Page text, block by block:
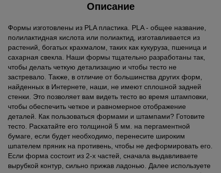
Описание
Формы изготовлены из PLA пластика. PLA - общее название,
полилактидная кислота или полиактид, изготавливается из
растений, богатых крахмалом, таких как кукуруза, пшеница и
сахарная свекла. Наши формы тщательно разработаны так,
чтобы делать четкую детализацию и чтобы тесто не
застревало. Также, в отличие от большинства других форм,
найденных в Интернете, наши, не имеют сплошной задней
стенки. Это позволяет вам видеть тесто во время штамповки,
чтобы обеспечить четкое и равномерное отображение
деталей. Как пользоваться формами и штампами? Готовите
тесто. Раскатайте его толщиной 5 мм. на пергаментной
бумаге, если будет необходимо, перенесите широким
шпателем пряник на противень, чтобы не деформировать его.
Если форма состоит из 2-х частей, сначала выдавливаете
вырубкой контур, сильно прижав ладонью. Далее используете